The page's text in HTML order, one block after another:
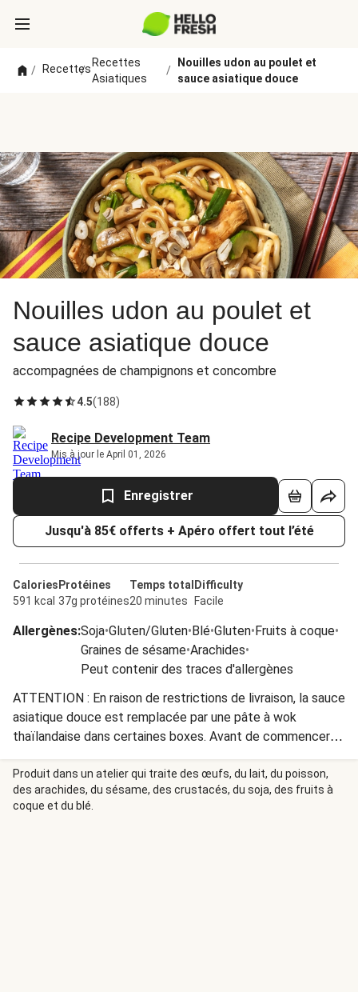
/ Recettes
/
Recettes
Asiatiques
/
Nouilles udon au poulet et
sauce asiatique douce
Nouilles udon au poulet et
sauce asiatique douce
accompagnées de champignons et concombre
4.5(188)
Recipe Development Team
Mis à jour le April 01, 2026
Enregistrer
Jusqu'à 85€ offerts + Apéro offert tout l’été
Calories
591 kcal
Protéines
37g protéines
Temps total
20 minutes
Difficulty
Facile
Allergènes:Soja•Gluten/Gluten•Blé•Gluten•Fruits à coque•
Graines de sésame•Arachides•
Peut contenir des traces d'allergènes
ATTENTION : En raison de restrictions de livraison, la sauce
asiatique douce est remplacée par une pâte à wok
thaïlandaise dans certaines boxes. Avant de commencer à
cuisiner, contrôlez TOUJOURS les informations relatives
aux allergènes figurant sur l'emballage des ingrédients. Le
mode de préparation reste le même. Surveillez cependant
que l'ensemble ne devienne pas trop sec - ajoutez
Produit dans un atelier qui traite des œufs, du lait, du poisson,
des arachides, du sésame, des crustacés, du soja, des fruits à
coque et du blé.